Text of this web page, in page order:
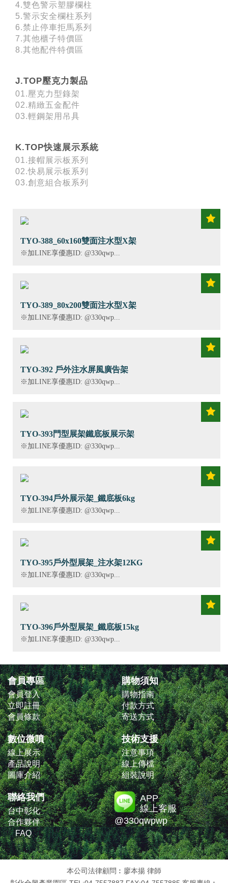
4.雙色警示塑膠欄柱
5.警示安全欄柱系列
6.禁止停車拒馬系列
7.其他櫃子特價區
8.其他配件特價區
J.TOP壓克力製品
01.壓克力型錄架
02.精緻五金配件
03.輕鋼架用吊具
K.TOP快速展示系統
01.接帽展示板系列
02.快易展示板系列
03.創意組合板系列
TYO-388_60x160雙面注水型X架
※加LINE享優惠ID: @330qwp...
TYO-389_80x200雙面注水型X架
※加LINE享優惠ID: @330qwp...
TYO-392 戶外注水屏風廣告架
※加LINE享優惠ID: @330qwp...
TYO-393門型展架鐵底板展示架
※加LINE享優惠ID: @330qwp...
TYO-394戶外展示架_鐵底板6kg
※加LINE享優惠ID: @330qwp...
TYO-395戶外型展架_注水架12KG
※加LINE享優惠ID: @330qwp...
TYO-396戶外型展架_鐵底板15kg
※加LINE享優惠ID: @330qwp...
會員專區
會員登入
立即註冊
會員條款
購物須知
購物指南
付款方式
寄送方式
數位微噴
線上展示
產品說明
圖庫介紹
技術支援
注意事項
線上傳檔
組裝說明
聯絡我們
台中彰化
合作夥伴
FAQ
APP
線上客服
@330qwpwp
本公司法律顧問︰廖本揚 律師